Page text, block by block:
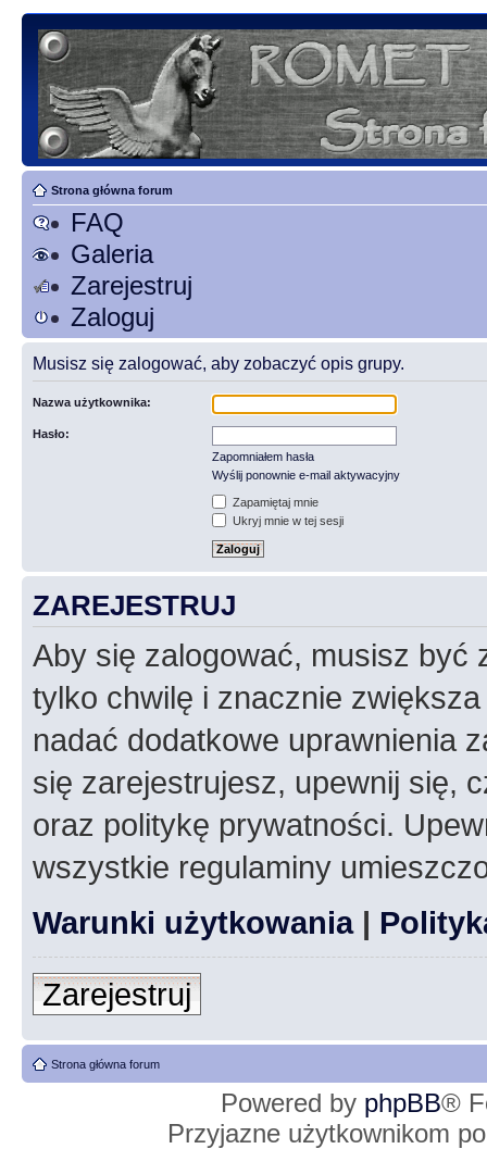
Strona główna forum
FAQ
Galeria
Zarejestruj
Zaloguj
Musisz się zalogować, aby zobaczyć opis grupy.
Nazwa użytkownika:
Hasło:
Zapomniałem hasła
Wyślij ponownie e-mail aktywacyjny
Zapamiętaj mnie
Ukryj mnie w tej sesji
ZAREJESTRUJ
Aby się zalogować, musisz być
tylko chwilę i znacznie
nadać dodatkowe uprawnienia
się zarejestrujesz, upewnij się,
oraz politykę prywatności.
wszystkie regulaminy
Warunki użytkowania|
Zarejestruj
Strona główna forum
Powered by phpBB®
Przyjazne użytkownikom